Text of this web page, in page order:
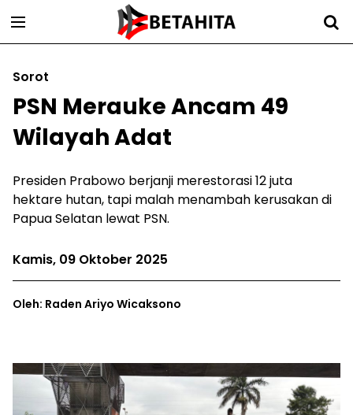
Sorot
PSN Merauke Ancam 49
Wilayah Adat
Presiden Prabowo berjanji merestorasi 12 juta
hektare hutan, tapi malah menambah kerusakan di
Papua Selatan lewat PSN.
Kamis, 09 Oktober 2025
Oleh: Raden Ariyo Wicaksono